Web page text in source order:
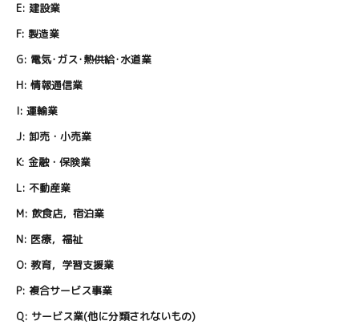
E: 建設業
F: 製造業
G: 電気･ガス･熱供給･水道業
H: 情報通信業
I: 運輸業
J: 卸売・小売業
K: 金融・保険業
L: 不動産業
M: 飲食店，宿泊業
N: 医療，福祉
O: 教育，学習支援業
P: 複合サービス事業
Q: サービス業(他に分類されないもの)